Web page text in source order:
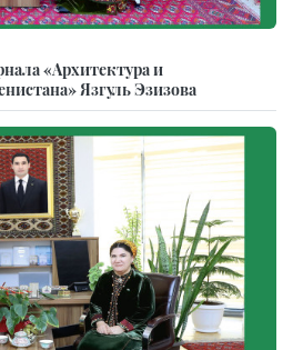
«Архитектура и
Язгуль Эзизова